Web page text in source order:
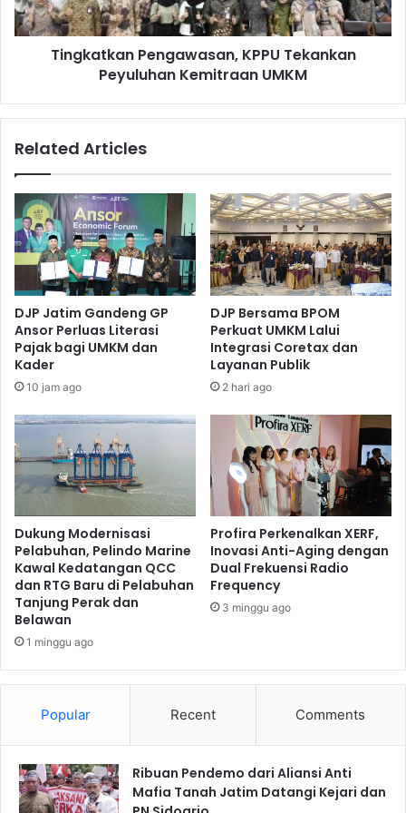
U
M
m
a
i
g
e
a
r
,
Y
k
B
r
a
D
a
f
t
a
r
k
a
a
a
n
,
P
U
T
a
k
a
n
e
y
u
l
u
h
a
K
a
Tingkatkan Pengawasan, KPPU Tekankan
Peyuluhan Kemitraan UMKM
Related Articles
DJP Jatim Gandeng GP
Ansor Perluas Literasi
Pajak bagi UMKM dan
Kader
10 jam ago
DJP Bersama BPOM
Perkuat UMKM Lalui
Integrasi Coretax dan
Layanan Publik
2 hari ago
Dukung Modernisasi
Pelabuhan, Pelindo Marine
Kawal Kedatangan QCC
dan RTG Baru di Pelabuhan
Tanjung Perak dan
Belawan
1 minggu ago
Profira Perkenalkan XERF,
Inovasi Anti-Aging dengan
Dual Frekuensi Radio
Frequency
3 minggu ago
Popular Recent Comments
Ribuan Pendemo dari Aliansi Anti
Mafia Tanah Jatim Datangi Kejari dan